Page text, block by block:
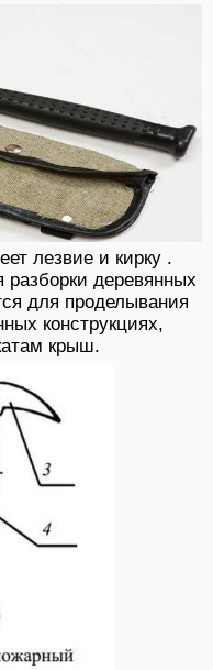
лезвие и кирку .
разборки деревянных
для проделывания
конструкциях,
крыш.